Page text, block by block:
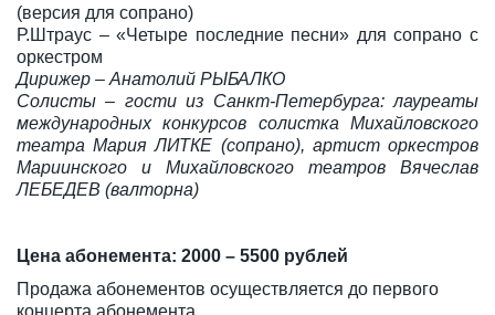
(версия для сопрано)
Р.Штраус – «Четыре последние песни» для сопрано с
оркестром
Дирижер – Анатолий РЫБАЛКО
Солисты – гости из Санкт-Петербурга: лауреаты
международных конкурсов солистка Михайловского
театра Мария ЛИТКЕ (сопрано), артист оркестров
Мариинского и Михайловского театров Вячеслав
ЛЕБЕДЕВ (валторна)
Цена абонемента: 2000 – 5500 рублей
Продажа абонементов осуществляется до первого
концерта абонемента